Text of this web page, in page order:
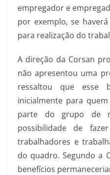
empregador e
por exemplo, se
para realização do
A direção da Corsan
não apresentou uma
ressaltou que esse
inicialmente para
parte do grupo de
possibilidade de
trabalhadores e
do quadro. Segundo a
benefícios